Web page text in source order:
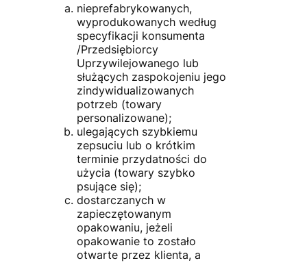
nieprefabrykowanych,
wyprodukowanych według
specyfikacji konsumenta
/Przedsiębiorcy
Uprzywilejowanego lub
służących zaspokojeniu jego
zindywidualizowanych
potrzeb (towary
personalizowane);
ulegających szybkiemu
zepsuciu lub o krótkim
terminie przydatności do
użycia (towary szybko
psujące się);
dostarczanych w
zapieczętowanym
opakowaniu, jeżeli
opakowanie to zostało
otwarte przez klienta, a